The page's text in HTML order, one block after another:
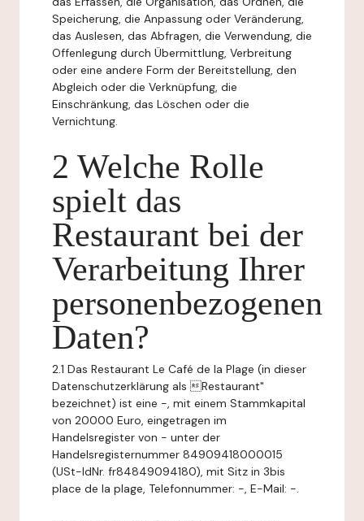
Speicherung, die Anpassung oder Veränderung,
das Auslesen, das Abfragen, die Verwendung, die
Offenlegung durch Übermittlung, Verbreitung
oder eine andere Form der Bereitstellung, den
Abgleich oder die Verknüpfung, die
Einschränkung, das Löschen oder die
Vernichtung.
2 Welche Rolle
spielt das
Restaurant bei der
Verarbeitung Ihrer
personenbezogenen
Daten?
2.1 Das Restaurant Le Café de la Plage (in dieser
Datenschutzerklärung als Restaurant"
bezeichnet) ist eine -, mit einem Stammkapital
von 20000 Euro, eingetragen im
Handelsregister von - unter der
Handelsregisternummer 84909418000015
(USt-IdNr. fr84849094180), mit Sitz in 3bis
place de la plage, Telefonnummer: -, E-Mail: -.